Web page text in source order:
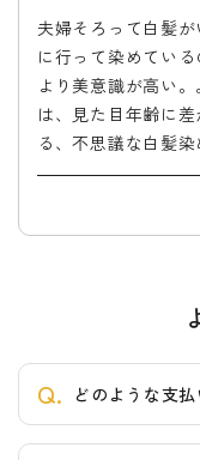
夫婦そろって白髪
に行って染めてい
より美意識が高い
は、見た目年齢に
る、不思議な白髪染
どのような支